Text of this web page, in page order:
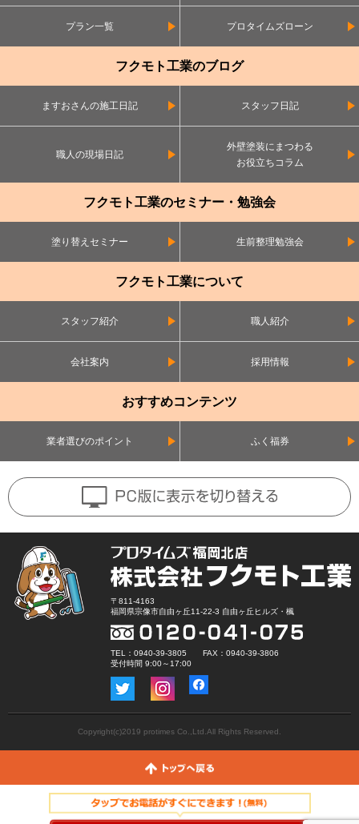
プラン一覧 プロタイムズローン
フクモト工業のブログ
ますおさんの施工日記 スタッフ日記
職人の現場日記
外壁塗装にまつわる
お役立ちコラム
フクモト工業のセミナー・勉強会
塗り替えセミナー 生前整理勉強会
フクモト工業について
スタッフ紹介 職人紹介
会社案内 採用情報
おすすめコンテンツ
業者選びのポイント ふく福券
〒811-4163
福岡県宗像市自由ヶ丘11-22-3 自由ヶ丘ヒルズ・楓
TEL：0940-39-3805 FAX：0940-39-3806
受付時間 9:00～17:00
Copyright(c)2019 protimes Co.,Ltd.All Rights Reserved.